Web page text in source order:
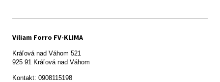
Viliam Forro FV-KLIMA
Kráľová nad Váhom 521
Kontakt: 0908115198